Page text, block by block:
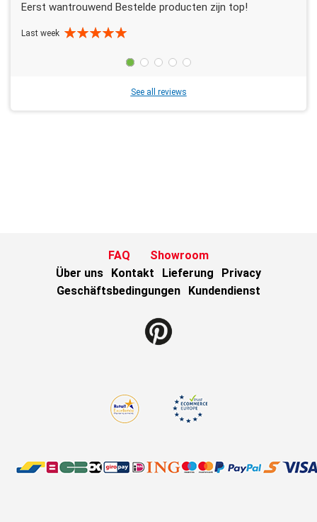
Eerst wantrouwend Bestelde producten zijn top!
Last week
See all reviews
FAQ
Showroom
Über uns
Kontakt Lieferung
Privacy
Geschäftsbedingungen
Kundendienst